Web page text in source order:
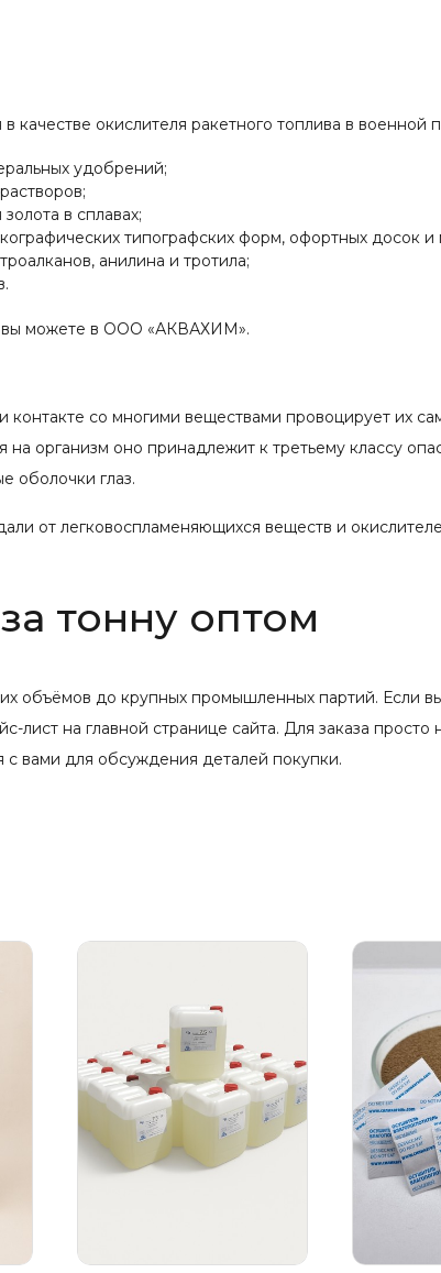
качестве окислителя ракетного топлива в
удобрений;
в сплавах;
типографских форм, офортных досок и
анилина и тротила;
вы можете в ООО «АКВАХИМ».
со многими веществами провоцирует их
организм оно принадлежит к третьему классу
оболочки глаз.
от легковоспламеняющихся веществ и
тонну оптом
объёмов до крупных промышленных партий. Если
лист на главной странице сайта. Для заказа
вами для обсуждения деталей покупки.